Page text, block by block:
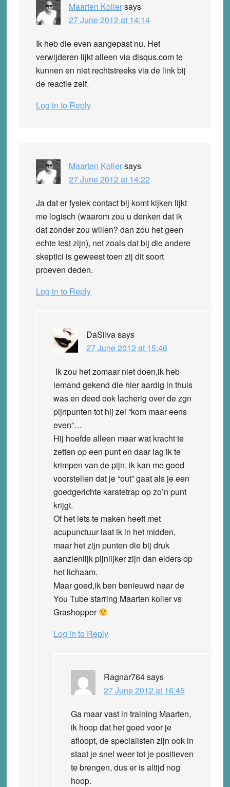
Maarten Kollersays
27 June 2012 at 14:14
Ik heb die even aangepast nu. Het
verwijderen lijkt alleen via disqus.com te
kunnen en niet rechtstreeks via de link bij
de reactie zelf.
Log in to Reply
Maarten Kollersays
27 June 2012 at 14:22
Ja dat er fysiek contact bij komt kijken lijkt
me logisch (waarom zou u denken dat ik
dat zonder zou willen? dan zou het geen
echte test zijn), net zoals dat bij die andere
skeptici is geweest toen zij dit soort
proeven deden.
Log in to Reply
DaSiIvasays
27 June 2012 at 15:46
Ik zou het zomaar niet doen,ik heb
iemand gekend die hier aardig in thuis
was en deed ook lacherig over de zgn
pijnpunten tot hij zei “kom maar eens
even”…
Hij hoefde alleen maar wat kracht te
zetten op een punt en daar lag ik te
krimpen van de pijn, ik kan me goed
voorstellen dat je “out” gaat als je een
goedgerichte karatetrap op zo’n punt
krijgt.
Of het iets te maken heeft met
acupunctuur laat ik in het midden,
maar het zijn punten die bij druk
aanzienlijk pijnlijker zijn dan elders op
het lichaam.
Maar goed,ik ben benieuwd naar de
You Tube starring Maarten koller vs
Grashopper
Log in to Reply
Ragnar764says
27 June 2012 at 16:45
Ga maar vast in training Maarten,
ik hoop dat het goed voor je
afloopt, de specialisten zijn ook in
staat je snel weer tot je positieven
te brengen, dus er is altijd nog
hoop.